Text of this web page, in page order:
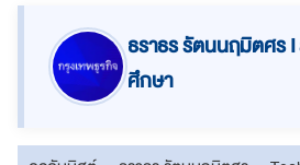
ธราธร รัตนนฤมิตศร
ศึกษา